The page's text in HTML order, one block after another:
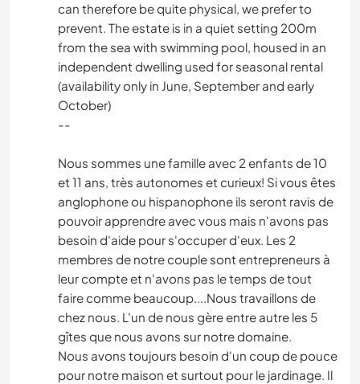
can therefore be quite physical, we prefer to
prevent. The estate is in a quiet setting 200m
from the sea with swimming pool, housed in an
independent dwelling used for seasonal rental
(availability only in June, September and early
October)
--
Nous sommes une famille avec 2 enfants de 10
et 11 ans, très autonomes et curieux! Si vous êtes
anglophone ou hispanophone ils seront ravis de
pouvoir apprendre avec vous mais n'avons pas
besoin d'aide pour s'occuper d'eux. Les 2
membres de notre couple sont entrepreneurs à
leur compte et n'avons pas le temps de tout
faire comme beaucoup....Nous travaillons de
chez nous. L'un de nous gère entre autre les 5
gîtes que nous avons sur notre domaine.
Nous avons toujours besoin d'un coup de pouce
pour notre maison et surtout pour le jardinage. Il